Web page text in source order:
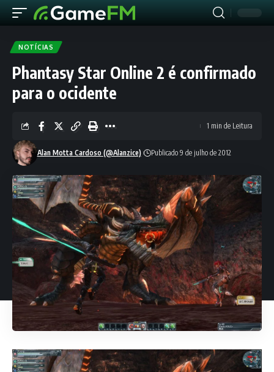
NOTÍCIAS
Phantasy Star Online 2 é confirmado
para o ocidente
Alan Motta Cardoso (@Alanzice) Publicado 9 de julho de 2012
1 min de Leitura